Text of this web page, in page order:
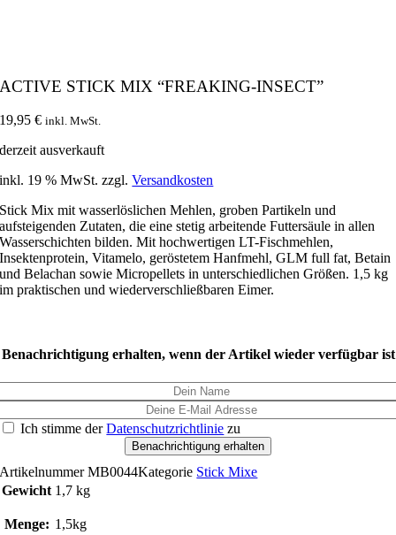
ACTIVE STICK MIX “FREAKING-INSECT”
19,95€ inkl. MwSt.
derzeit ausverkauft
inkl. 19 % MwSt. zzgl.Versandkosten
Stick Mix mit wasserlöslichen Mehlen, groben Partikeln und
aufsteigenden Zutaten, die eine stetig arbeitende Futtersäule in allen
Wasserschichten bilden. Mit hochwertigen LT-Fischmehlen,
Insektenprotein, Vitamelo, geröstetem Hanfmehl, GLM full fat, Betain
und Belachan sowie Micropellets in unterschiedlichen Größen. 1,5 kg
im praktischen und wiederverschließbaren Eimer.
Benachrichtigung erhalten, wenn der Artikel wieder verfügbar ist
Ich stimme derDatenschutzrichtlinie zu
Benachrichtigung erhalten
ArtikelnummerMB0044Kategorie Stick Mixe
Gewicht 1,7 kg
Menge: 1,5kg